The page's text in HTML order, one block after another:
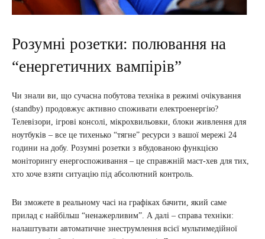
Розумні розетки: полювання на
“енергетичних вампірів”
Чи знали ви, що сучасна побутова техніка в режимі очікування
(standby) продовжує активно споживати електроенергію?
Телевізори, ігрові консолі, мікрохвильовки, блоки живлення для
ноутбуків – все це тихенько “тягне” ресурси з вашої мережі 24
години на добу. Розумні розетки з вбудованою функцією
моніторингу енергоспоживання – це справжній маст-хев для тих,
хто хоче взяти ситуацію під абсолютний контроль.
Ви зможете в реальному часі на графіках бачити, який саме
прилад є найбільш “ненажерливим”. А далі – справа техніки:
налаштувати автоматичне знеструмлення всієї мультимедійної